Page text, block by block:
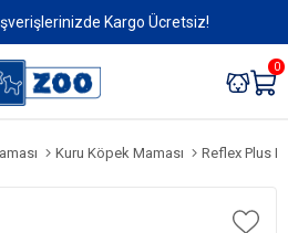
Kargo Ücretsiz!
0
Kuru Köpek Maması Reflex Plus Mini